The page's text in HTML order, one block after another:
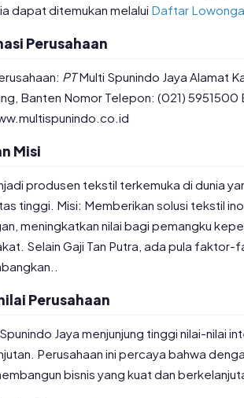
dapat ditemukan melalui Daftar
Perusahaan
PTMulti Spunindo Jaya Alamat
Banten Nomor Telepon: (021)
Misi
produsen tekstil terkemuka di dunia
tinggi. Misi: Memberikan solusi tekstil
meningkatkan nilai bagi pemangku
Selain Gaji Tan Putra, ada pula faktor-
Perusahaan
Jaya menjunjung tinggi nilai-nilai
Perusahaan ini percaya bahwa
bisnis yang kuat dan